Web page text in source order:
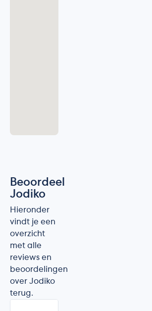
Beoordeel
Jodiko
Hieronder
vindt je een
overzicht
met alle
reviews en
beoordelingen
over Jodiko
terug.